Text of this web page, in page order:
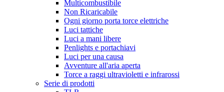
Multicombustibile
Non Ricaricabile
Ogni giorno porta torce elettriche
Luci tattiche
Luci a mani libere
Penlights e portachiavi
Luci per una causa
Avventure all'aria aperta
Torce a raggi ultravioletti e infrarossi
Serie di prodotti